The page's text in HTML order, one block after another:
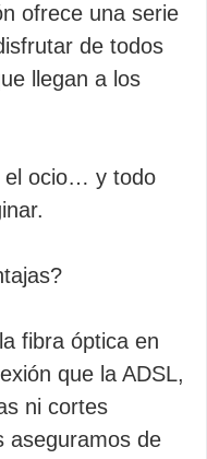
ofrece una serie
de todos
llegan a los
el ocio… y todo
fibra óptica en
que la ADSL,
ni cortes
aseguramos de